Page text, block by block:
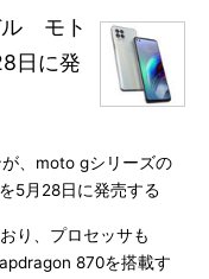
ル モト
日に発
、moto gシリーズの
5月28日に発売する
り、プロセッサも
870を搭載す